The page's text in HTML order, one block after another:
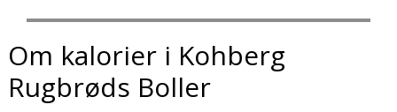
Om kalorier i Kohberg
Rugbrøds Boller